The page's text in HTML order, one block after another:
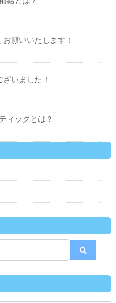
願いいたします！
いました！
ィックとは？